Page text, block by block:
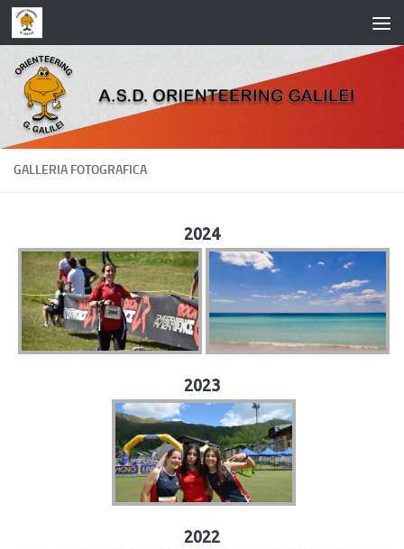
Salta al contenuto
GALLERIA FOTOGRAFICA
2024
2023
2022